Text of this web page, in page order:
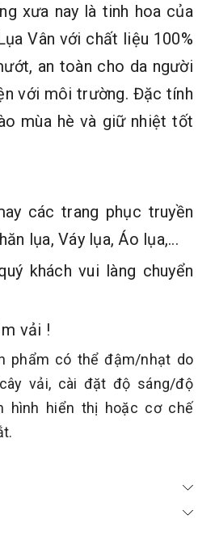
xưa nay là tinh hoa của
Vân với chất liệu 100%
an toàn cho da người
với môi trường. Đặc tính
mùa hè và giữ nhiệt tốt
các trang phục truyền
lụa, Váy lụa, Áo lụa,...
khách vui làng chuyển
vải !
phẩm có thể đậm/nhạt do
vải, cài đặt độ sáng/độ
hình hiển thị hoặc cơ chế